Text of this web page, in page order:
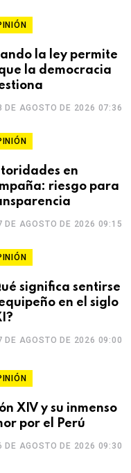
la ley permite
que la democracia
DE AGOSTO DE 2026 07:36
en
riesgo para
DE AGOSTO DE 2026 09:15
significa sentirse
en el siglo
DE AGOSTO DE 2026 09:00
XIV y su inmenso
por el Perú
DE AGOSTO DE 2026 09:30